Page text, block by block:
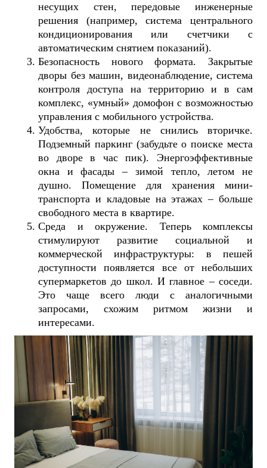
несущих стен, передовые инженерные
решения (например, система центрального
кондиционирования или счетчики с
автоматическим снятием показаний).
Безопасность нового формата. Закрытые
дворы без машин, видеонаблюдение, система
контроля доступа на территорию и в сам
комплекс, «умный» домофон с возможностью
управления с мобильного устройства.
Удобства, которые не снились вторичке.
Подземный паркинг (забудьте о поиске места
во дворе в час пик). Энергоэффективные
окна и фасады – зимой тепло, летом не
душно. Помещение для хранения мини-
транспорта и кладовые на этажах – больше
свободного места в квартире.
Среда и окружение. Теперь комплексы
стимулируют развитие социальной и
коммерческой инфраструктуры: в пешей
доступности появляется все от небольших
супермаркетов до школ. И главное – соседи.
Это чаще всего люди с аналогичными
запросами, схожим ритмом жизни и
интересами.